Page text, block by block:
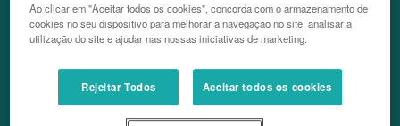
Ao clicar em "Aceitar todos os cookies", concorda com o armazenamento de
cookies no seu dispositivo para melhorar a navegação no site, analisar a
utilização do site e ajudar nas nossas iniciativas de marketing.
Rejeitar Todos Aceitar todos os cookies